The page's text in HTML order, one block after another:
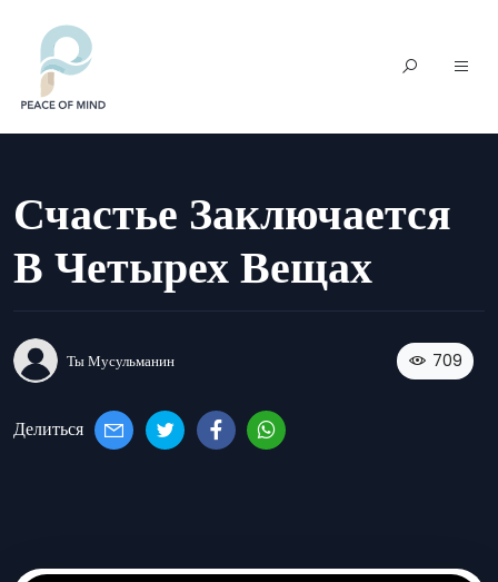
Счастье Заключается
В Четырех Вещах
Ты Мусульманин 709
Делиться